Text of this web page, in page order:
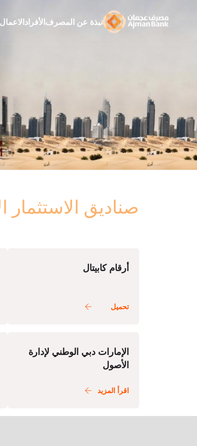
نبذة عن المصرفالأفرادالاعمال
صناديق الاستثمار
أرقام كابيتال
الإمارات دبي الوطني لإدارة
الأصول